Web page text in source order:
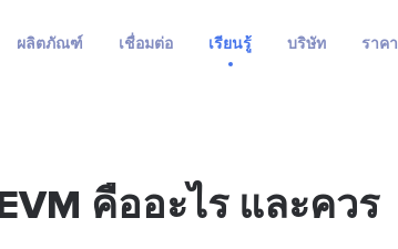
ผลิตภัณฑ์ เชื่อมต่อ เรียนรู้ บริษัท ราคา
คืออะไร และควร